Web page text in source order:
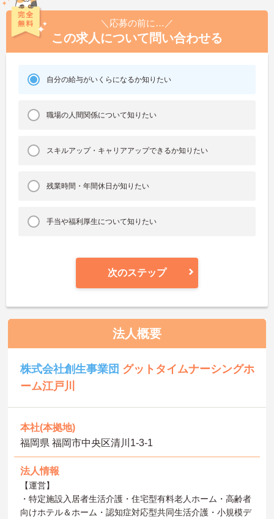
＼応募の前に…／
この求人について問い合わせる
自分の給与がいくらになるか知りたい
職場の人間関係について知りたい
スキルアップ・キャリアアップできるか知りたい
残業時間・年間休日が知りたい
手当や福利厚生について知りたい
次のステップ
法人概要
株式会社創生事業団 グットタイムナーシングホ
ーム江戸川
本社(本拠地)
福岡県 福岡市中央区清川1‐3-1
法人情報
【運営】
・特定施設入居者生活介護・住宅型有料老人ホーム・高齢者
向けホテル＆ホーム・認知症対応型共同生活介護・小規模デ